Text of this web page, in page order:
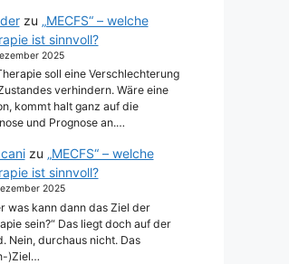
zu „MECFS“ – welche
ist sinnvoll?
2025
soll eine Verschlechterung
verhindern. Wäre eine
kommt halt ganz auf die
und Prognose an.…
zu „MECFS“ – welche
ist sinnvoll?
2025
was kann dann das Ziel der
sein?“ Das liegt doch auf der
Nein, durchaus nicht. Das
)Ziel…